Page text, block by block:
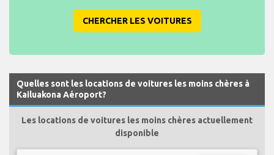
CHERCHER LES VOITURES
Quelles sont les locations de voitures les moins chères à
Kailuakona Aéroport?
Les locations de voitures les moins chères actuellement
disponible